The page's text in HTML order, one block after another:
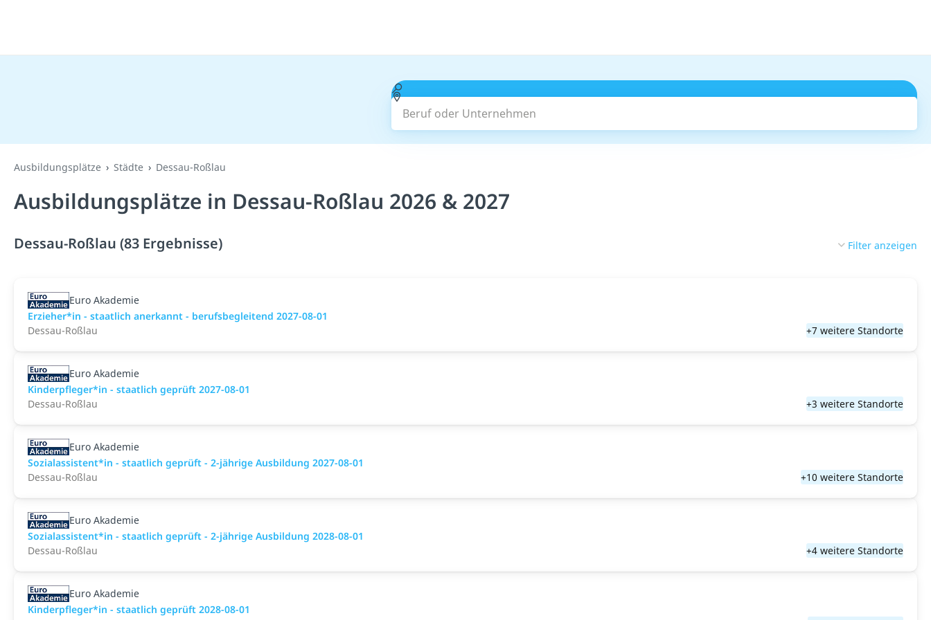
Beruf oder Unternehmen
Ausbildungsplätze Städte Dessau-Roßlau
Ausbildungsplätze in Dessau-Roßlau 2026 & 2027
Dessau-Roßlau (83 Ergebnisse) Filter anzeigen
Euro Akademie
Erzieher*in - staatlich anerkannt - berufsbegleitend 2027-08-01
Dessau-Roßlau
+7 weitere Standorte
Euro Akademie
Kinderpfleger*in - staatlich geprüft 2027-08-01
Dessau-Roßlau
+3 weitere Standorte
Euro Akademie
Sozialassistent*in - staatlich geprüft - 2-jährige Ausbildung 2027-08-01
Dessau-Roßlau
+10 weitere Standorte
Euro Akademie
Sozialassistent*in - staatlich geprüft - 2-jährige Ausbildung 2028-08-01
Dessau-Roßlau
+4 weitere Standorte
Euro Akademie
Kinderpfleger*in - staatlich geprüft 2028-08-01